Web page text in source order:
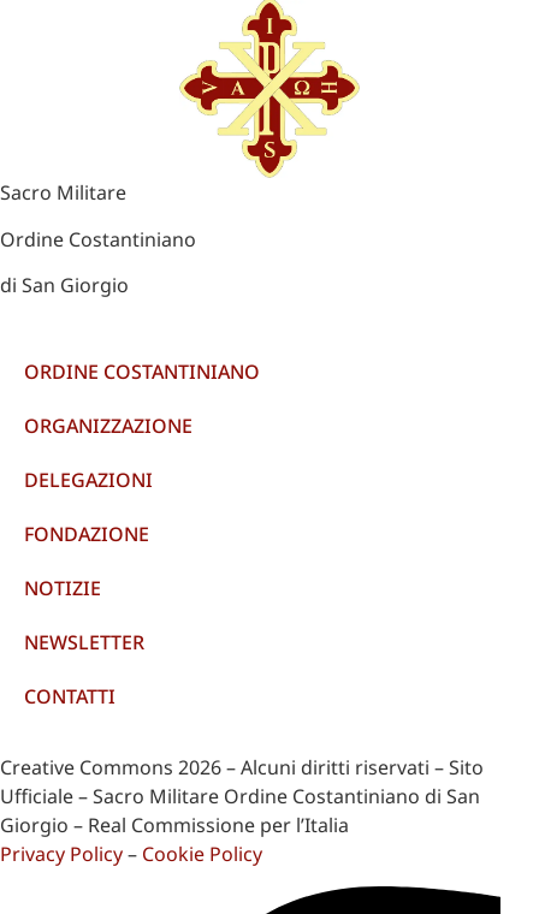
Sacro Militare
Ordine Costantiniano
di San Giorgio
ORDINE COSTANTINIANO
ORGANIZZAZIONE
DELEGAZIONI
FONDAZIONE
NOTIZIE
NEWSLETTER
CONTATTI
Creative Commons 2026 – Alcuni diritti riservati – Sito
Ufficiale – Sacro Militare Ordine Costantiniano di San
Giorgio – Real Commissione per l’Italia
Privacy Policy– Cookie Policy